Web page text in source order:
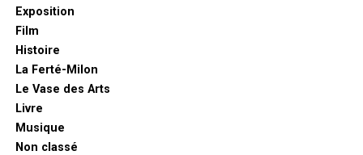
Exposition
Film
Histoire
La Ferté-Milon
Le Vase des Arts
Livre
Musique
Non classé